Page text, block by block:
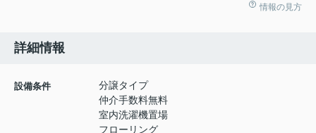
情報の見方
詳細情報
設備条件
分譲タイプ
仲介手数料無料
室内洗濯機置場
フローリング